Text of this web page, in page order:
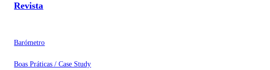
Revista
Barómetro
Boas Práticas / Case Study